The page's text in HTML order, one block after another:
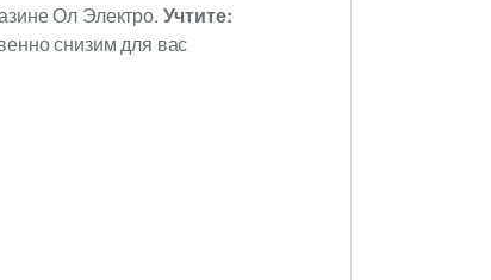
Ол Электро. Учтите:
снизим для вас